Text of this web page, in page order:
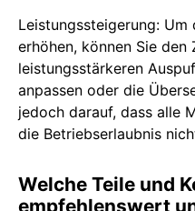
Leistungssteigerung: Um
erhöhen, können Sie den
leistungsstärkeren
anpassen oder die
jedoch darauf, dass alle
die Betriebserlaubnis
Welche Teile und
empfehlenswert